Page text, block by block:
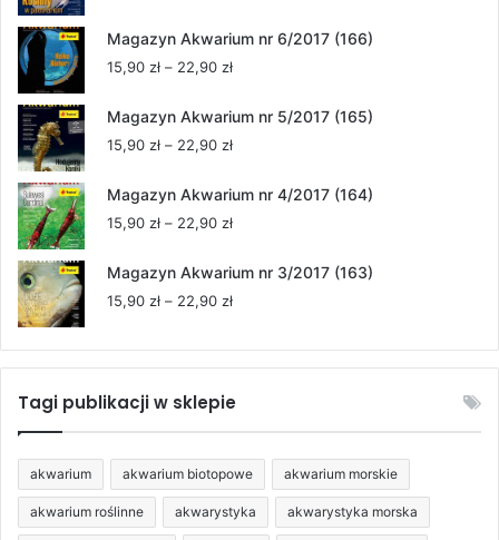
od
Magazyn Akwarium nr 6/2017 (166)
15,90 zł – 22,90 złZakres
od
Magazyn Akwarium nr 5/2017 (165)
15,90 zł – 22,90 złZakres
od
Magazyn Akwarium nr 4/2017 (164)
15,90 zł – 22,90 złZakres
od
Magazyn Akwarium nr 3/2017 (163)
15,90 zł – 22,90 złZakres
od
15,90 zł
Tagi publikacji w sklepie
akwarium akwarium biotopowe akwarium morskie
akwarium roślinne akwarystyka akwarystyka morska